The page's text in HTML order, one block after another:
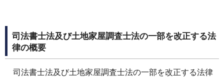
司法書士法及び土地家屋調査士法の一部を改正する法
律の概要
司法書士法及び土地家屋調査士法の一部を改正する法律